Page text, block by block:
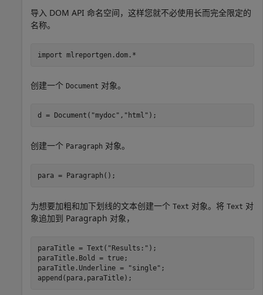
导入 DOM API 命名空间，这样您就不必使用长而完全限定的
名称。
import mlreportgen.dom.*
创建一个 Document 对象。
d = Document( "mydoc" , "html" );
创建一个 Paragraph 对象。
para = Paragraph();
为想要加粗和加下划线的文本创建一个 Text 对象。将 Text 对
象追加到 Paragraph 对象，
paraTitle = Text( "Results:" );
paraTitle.Bold = true;
paraTitle.Underline =
"single" ;
append(para,paraTitle);